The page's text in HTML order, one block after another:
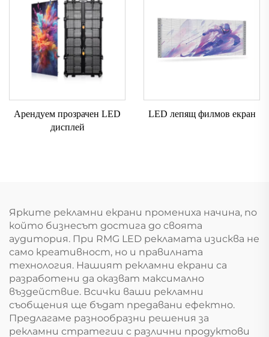
Арендуем прозрачен LED
дисплей
LED лепящ филмов екран
Ярките рекламни екрани промениха начина, по
който бизнесът достига до своята
аудитория. При RMG LED рекламата изисква не
само креативност, но и правилната
технология. Нашият рекламни екрани са
разработени да оказват максимално
въздействие. Всички ваши рекламни
съобщения ще бъдат предавани ефектно.
Предлагаме разнообразни решения за
рекламни стратегии с различни продуктови